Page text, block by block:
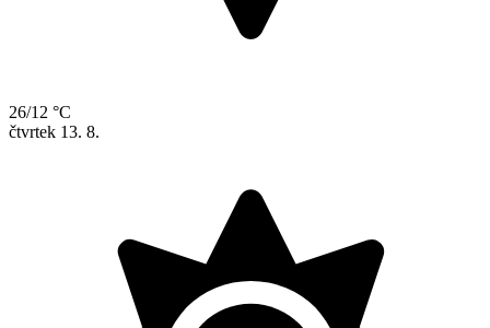
26/12 °C
čtvrtek 13. 8.